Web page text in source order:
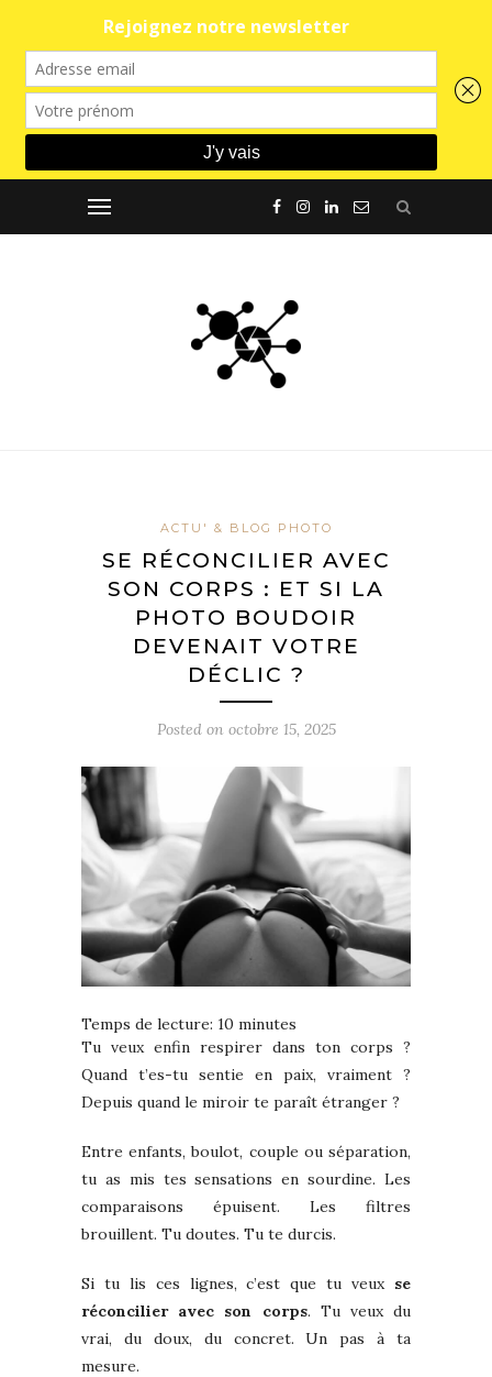
ACTU' & BLOG PHOTO
SE RÉCONCILIER AVEC
SON CORPS : ET SI LA
PHOTO BOUDOIR
DEVENAIT VOTRE
DÉCLIC ?
Posted on octobre 15, 2025
Temps de lecture: 10 minutes
Tu veux enfin respirer dans ton corps ?
Quand t’es-tu sentie en paix, vraiment ?
Depuis quand le miroir te paraît étranger ?
Entre enfants, boulot, couple ou séparation,
tu as mis tes sensations en sourdine. Les
comparaisons épuisent. Les filtres
brouillent. Tu doutes. Tu te durcis.
Si tu lis ces lignes, c’est que tu veux se
réconcilier avec son corps. Tu veux du
vrai, du doux, du concret. Un pas à ta
mesure.